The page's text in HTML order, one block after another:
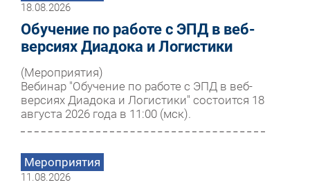
18.08.2026
Обучение по работе с ЭПД в веб-
версиях Диадока и Логистики
(Мероприятия)
Вебинар "Обучение по работе с ЭПД в веб-
версиях Диадока и Логистики" состоится 18
августа 2026 года в 11:00 (мск).
Мероприятия
11.08.2026